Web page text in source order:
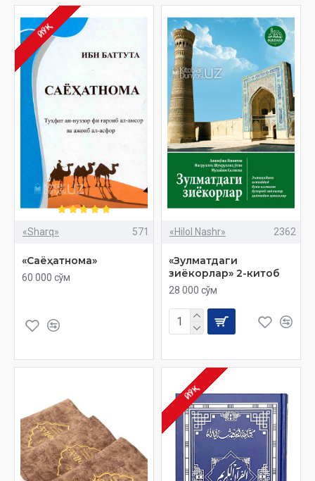
ЙЎҚ
«Sharq» 571
«Саёҳатнома»
60 000 сўм
«Hilol Nashr» 2362
«Зулматдаги
зиёкорлар» 2-китоб
28 000 сўм
ЙЎҚ